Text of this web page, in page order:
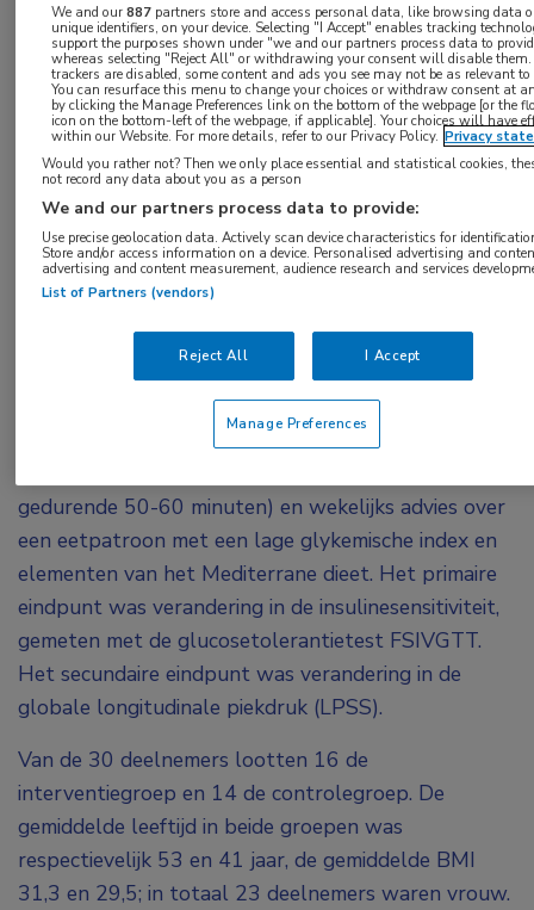
Omdat de glucosewaarden en het
insulinemetabolisme bij pulmonale arteriële
hypertensie (PAH) vaak verstoord zijn, is gekeken
of leefstijl directe positieve effecten kan hebben
op onder meer de rechterventrikel (RV)-functie.
Een 12 weken durend dieet- en
bewegingsprogramma bleek dit in een
gerandomiseerde trial inderdaad te kunnen.
In de zogenoemde PHINE-trial werden patiënten
met PAH groep 1 gerandomiseerd naar een dieet-
en bewegingsprogramma plus standaard
behandeling of alleen standaardbehandeling. De 12
weken durende interventie bestond uit lichamelijke
gedurende 50-60 minuten) en wekelijks advies over
een eetpatroon met een lage glykemische index en
elementen van het Mediterrane dieet. Het primaire
eindpunt was verandering in de insulinesensitiviteit,
gemeten met de glucosetolerantietest FSIVGTT.
Het secundaire eindpunt was verandering in de
globale longitudinale piekdruk (LPSS).
Van de 30 deelnemers lootten 16 de
interventiegroep en 14 de controlegroep. De
gemiddelde leeftijd in beide groepen was
respectievelijk 53 en 41 jaar, de gemiddelde BMI
31,3 en 29,5; in totaal 23 deelnemers waren vrouw.
We and our887partners store and access personal data, like browsing data
unique identifiers, on your device. Selecting "I Accept" enables tracking
support the purposes shown under "we and our partners process data to
whereas selecting "Reject All" or withdrawing your consent will disable
trackers are disabled, some content and ads you see may not be as relevant to
You can resurface this menu to change your choices or withdraw consent at
by clicking the Manage Preferences link on the bottom of the webpage [or the
icon on the bottom-left of the webpage, if applicable]. Your choices will have
within our Website. For more details, refer to our Privacy Policy. Privacy
Would you rather not? Then we only place essential and statistical cookies,
not record any data about you as a person
We and our partners process data to provide:
Use precise geolocation data. Actively scan device characteristics for
Store and/or access information on a device. Personalised advertising and
advertising and content measurement, audience research and services
List of Partners (vendors)
Reject All I Accept
Manage Preferences